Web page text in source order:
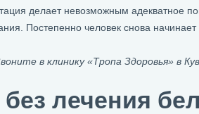
делает невозможным адекватное
Постепенно человек снова
в клинику «Тропа Здоровья» в
лечения